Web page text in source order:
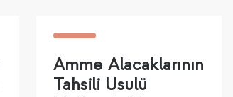
Amme Alacaklarının
Tahsili Usulü